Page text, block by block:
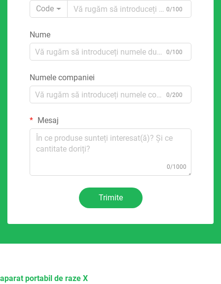
Code 0/100
Nume
0/100
Numele companiei
0/200
Mesaj
0/1000
Trimite
aparat portabil de raze X